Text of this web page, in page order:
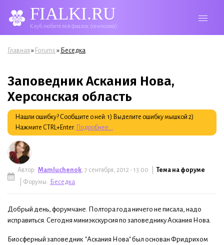
FIALKI.RU
Клуб любителей фиалок (сенполий)
Вы здесь
Главная » Forums » Беседка
Заповедник Аскания Нова,
Херсонская область
Нашли ошибку? Сообщите о ней: 1) Выделите ошибку мышкой 2)
Нажмите CTRL+Enter. Подробнее...
Автор: Mamluchenok, 7 сентября, 2012 - 13:00 | Тема на форуме
| Форумы: Беседка
Добрый день, форумчане. Полтора года ничего не писала, надо
исправиться. Сегодня миниэкскурсия по заповеднику Аскания Нова.
Биосферный заповедник "Аскания Нова" был основан Фридрихом